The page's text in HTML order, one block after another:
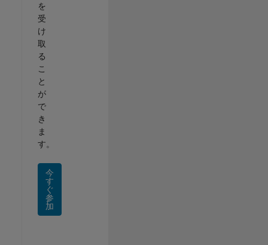
を
受
け
取
る
こ
と
が
で
き
ま
す。
今
す
ぐ
参
加